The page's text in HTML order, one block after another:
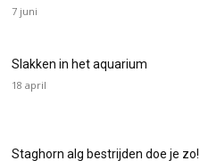
7 juni
Slakken in het aquarium
18 april
Staghorn alg bestrijden doe je zo!